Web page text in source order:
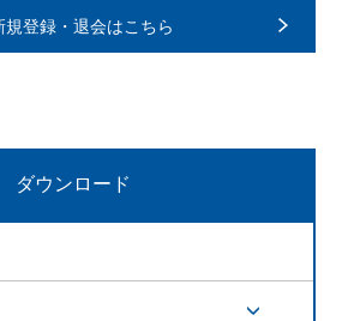
規登録・退会はこちら
ダウンロード